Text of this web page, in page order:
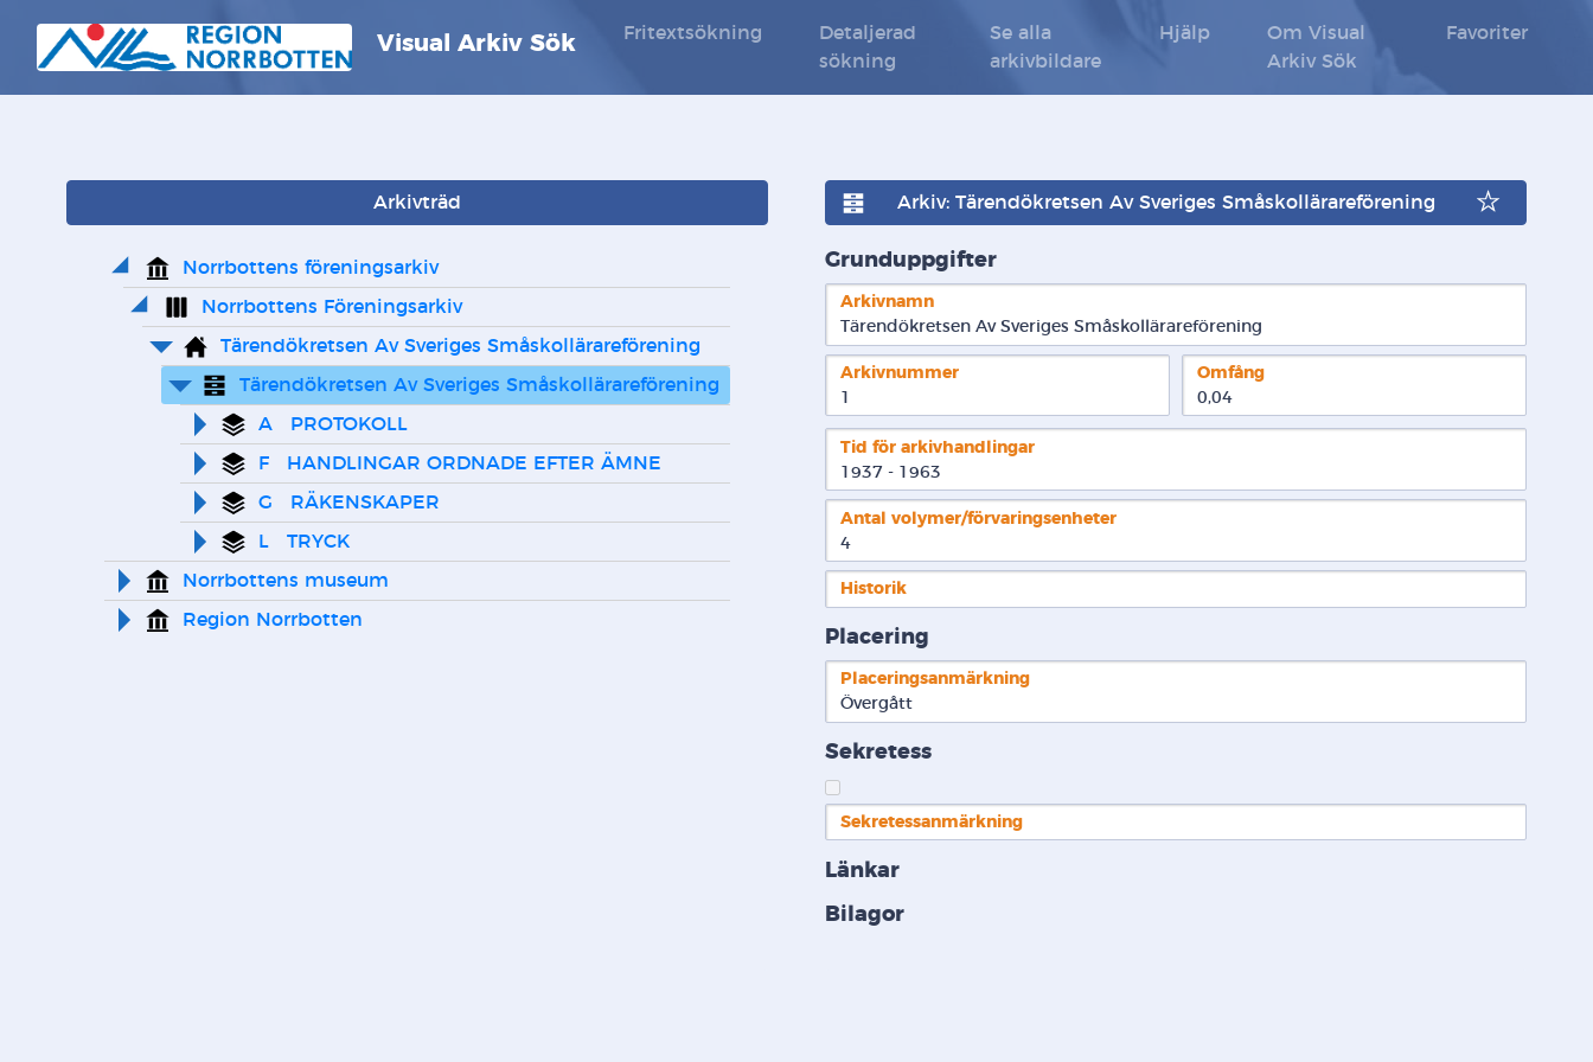
Visual Arkiv Sök Fritextsökning
Detaljerad
sökning
Se alla
arkivbildare
Hjälp
Om Visual
Arkiv Sök
Favoriter
Arkivträd
Norrbottens föreningsarkiv
Norrbottens Föreningsarkiv
Tärendökretsen Av Sveriges Småskollärareförening
Tärendökretsen Av Sveriges Småskollärareförening
A   PROTOKOLL
F   HANDLINGAR ORDNADE EFTER ÄMNE
G   RÄKENSKAPER
L   TRYCK
Norrbottens museum
Region Norrbotten
Arkiv: Tärendökretsen Av Sveriges Småskollärareförening
Grunduppgifter
Arkivnamn
Tärendökretsen Av Sveriges Småskollärareförening
Arkivnummer
1
Omfång
0,04
Tid för arkivhandlingar
1937 - 1963
Antal volymer/förvaringsenheter
4
Historik
Placering
Placeringsanmärkning
Övergått
Sekretess
Sekretessanmärkning
Länkar
Bilagor